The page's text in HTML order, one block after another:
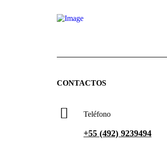
CONTACTOS
+55 (492) 9239494
Teléfono